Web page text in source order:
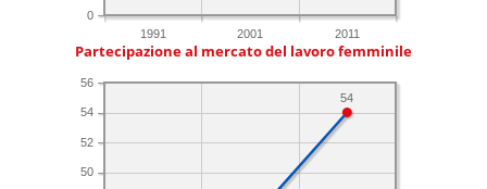
1991 2001 2011
0
Partecipazione al mercato del lavoro femminile
50
52
54
56
54